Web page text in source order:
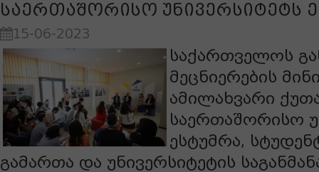
საერთაშორისო უნივერსიტეტს
15-06-2023
საქართველოს
მეცნიერების
ამილახვარი
საერთაშორისო
ესტუმრა,
გამართა და უნივერსიტეტის